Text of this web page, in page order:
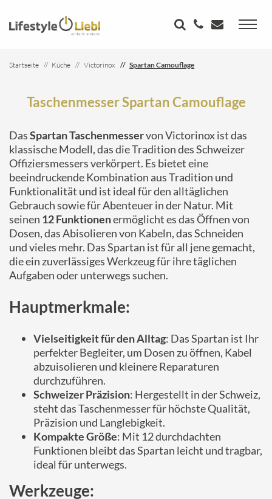
Startseite Küche Victorinox Spartan Camouflage
Taschenmesser Spartan Camouflage
DasSpartan Taschenmesservon Victorinox ist das
klassische Modell, das die Tradition des Schweizer
Offiziersmessers verkörpert. Es bietet eine
beeindruckende Kombination aus Tradition und
Funktionalität und ist ideal für den alltäglichen
Gebrauch sowie für Abenteuer in der Natur. Mit
seinen 12 Funktionenermöglicht es das Öffnen von
Dosen, das Abisolieren von Kabeln, das Schneiden
und vieles mehr. Das Spartan ist für all jene gemacht,
die ein zuverlässiges Werkzeug für ihre täglichen
Aufgaben oder unterwegs suchen.
Hauptmerkmale:
Vielseitigkeit für den Alltag: Das Spartan ist Ihr
perfekter Begleiter, um Dosen zu öffnen, Kabel
abzuisolieren und kleinere Reparaturen
durchzuführen.
Schweizer Präzision: Hergestellt in der Schweiz,
steht das Taschenmesser für höchste Qualität,
Präzision und Langlebigkeit.
Kompakte Größe: Mit 12 durchdachten
Funktionen bleibt das Spartan leicht und tragbar,
ideal für unterwegs.
Werkzeuge: